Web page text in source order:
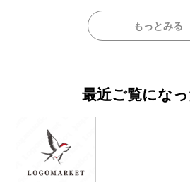
もっとみる
最近ご覧にな